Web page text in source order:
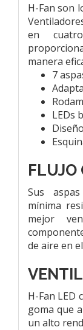
H-Fan son
en
manera
7
LEDs
FLUJO
Sus
mínima
mejor
de aire en
H-Fan LED
goma que
un alto